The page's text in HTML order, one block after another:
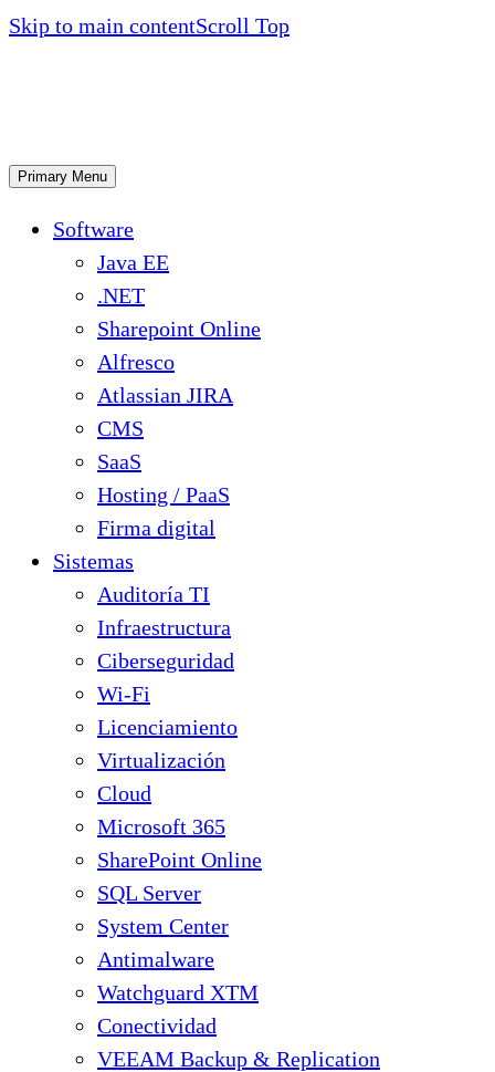
Skip to main contentScroll Top
Primary Menu
Software
Java EE
.NET
Sharepoint Online
Alfresco
Atlassian JIRA
CMS
SaaS
Hosting / PaaS
Firma digital
Sistemas
Auditoría TI
Infraestructura
Ciberseguridad
Wi-Fi
Licenciamiento
Virtualización
Cloud
Microsoft 365
SharePoint Online
SQL Server
System Center
Antimalware
Watchguard XTM
Conectividad
VEEAM Backup & Replication